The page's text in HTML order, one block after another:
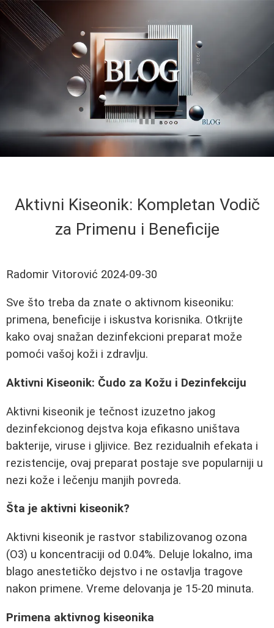
Aktivni Kiseonik: Kompletan Vodič
za Primenu i Beneficije
Radomir Vitorović 2024-09-30
Sve što treba da znate o aktivnom kiseoniku:
primena, beneficije i iskustva korisnika. Otkrijte
kako ovaj snažan dezinfekcioni preparat može
pomoći vašoj koži i zdravlju.
Aktivni Kiseonik: Čudo za Kožu i Dezinfekciju
Aktivni kiseonik je tečnost izuzetno jakog
dezinfekcionog dejstva koja efikasno uništava
bakterije, viruse i gljivice. Bez rezidualnih efekata i
rezistencije, ovaj preparat postaje sve popularniji u
nezi kože i lečenju manjih povreda.
Šta je aktivni kiseonik?
Aktivni kiseonik je rastvor stabilizovanog ozona
(O3) u koncentraciji od 0.04%. Deluje lokalno, ima
blago anestetičko dejstvo i ne ostavlja tragove
nakon primene. Vreme delovanja je 15-20 minuta.
Primena aktivnog kiseonika